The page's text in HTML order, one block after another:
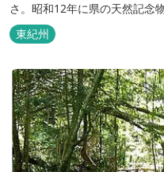
さ。昭和12年に県の天然記念
し樹齢は1,000年以上と推定されます。 三重県の他
はこちら
東紀州